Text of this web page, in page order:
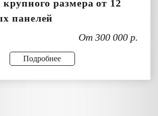
размера от 12
панелей
От 300 000 р.
Подробнее